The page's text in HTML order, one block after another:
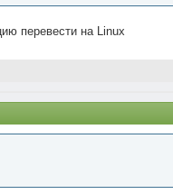
перевести на Linux